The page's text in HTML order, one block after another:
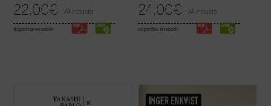
22,00€ IVA incluido
disponible en ebook:
24,00€ IVA incluido
disponible en ebook:
serie de escritos breves, meditaciones y
En esta nueva edición deLa buena y la mala
educación, Inger Enkvist revisa, corrige,